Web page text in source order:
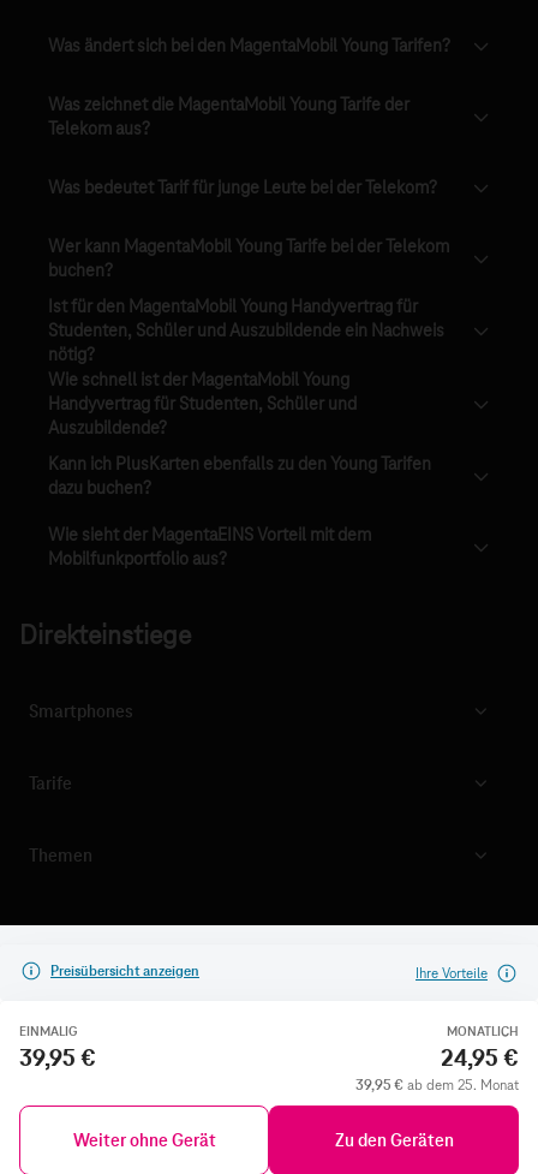
Was ändert sich bei den MagentaMobil Young Tarifen?
Was zeichnet die MagentaMobil Young Tarife der
Telekom aus?
Was bedeutet Tarif für junge Leute bei der Telekom?
Wer kann MagentaMobil Young Tarife bei der Telekom
buchen?
Ist für den MagentaMobil Young Handyvertrag für
Studenten, Schüler und Auszubildende ein Nachweis
nötig?
Wie schnell ist der MagentaMobil Young
Handyvertrag für Studenten, Schüler und
Auszubildende?
Kann ich PlusKarten ebenfalls zu den Young Tarifen
dazu buchen?
Wie sieht der MagentaEINS Vorteil mit dem
Mobilfunkportfolio aus?
Direkteinstiege
Smartphones
Tarife
Themen
Preisübersicht anzeigen Ihre Vorteile
EINMALIG
39,95 €
MONATLICH
24,95 €
39,95 € ab dem 25. Monat
Zu den Geräten
Weiter ohne Gerät